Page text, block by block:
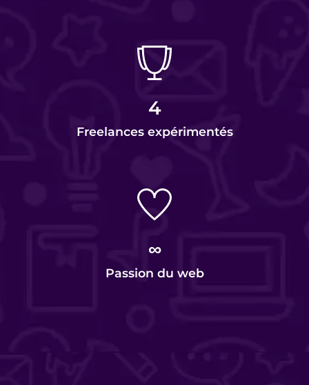
4
Freelances expérimentés
∞
Passion du web